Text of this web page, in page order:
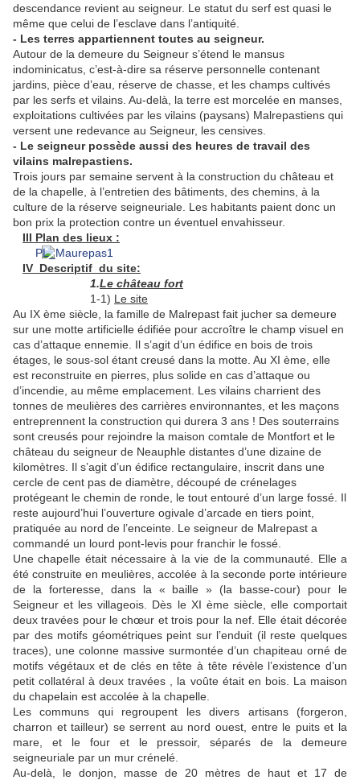
descendance revient au seigneur. Le statut du serf est quasi le
même que celui de l’esclave dans l’antiquité.
- Les terres appartiennent toutes au seigneur.
Autour de la demeure du Seigneur s’étend le mansus
indominicatus, c’est-à-dire sa réserve personnelle contenant
jardins, pièce d’eau, réserve de chasse, et les champs cultivés
par les serfs et vilains. Au-delà, la terre est morcelée en manses,
exploitations cultivées par les vilains (paysans) Malrepastiens qui
versent une redevance au Seigneur, les censives.
- Le seigneur possède aussi des heures de travail des
vilains malrepastiens.
Trois jours par semaine servent à la construction du château et
de la chapelle, à l’entretien des bâtiments, des chemins, à la
culture de la réserve seigneuriale. Les habitants paient donc un
bon prix la protection contre un éventuel envahisseur.
III Plan des lieux :
IV Descriptif du site:
1.Le château fort
1-1) Le site
Au IX ème siècle, la famille de Malrepast fait jucher sa demeure
sur une motte artificielle édifiée pour accroître le champ visuel en
cas d’attaque ennemie. Il s’agit d’un édifice en bois de trois
étages, le sous-sol étant creusé dans la motte. Au XI ème, elle
est reconstruite en pierres, plus solide en cas d’attaque ou
d’incendie, au même emplacement. Les vilains charrient des
tonnes de meulières des carrières environnantes, et les maçons
entreprennent la construction qui durera 3 ans ! Des souterrains
sont creusés pour rejoindre la maison comtale de Montfort et le
château du seigneur de Neauphle distantes d’une dizaine de
kilomètres. Il s’agit d’un édifice rectangulaire, inscrit dans une
cercle de cent pas de diamètre, découpé de crénelages
protégeant le chemin de ronde, le tout entouré d’un large fossé. Il
reste aujourd’hui l’ouverture ogivale d’arcade en tiers point,
pratiquée au nord de l’enceinte. Le seigneur de Malrepast a
commandé un lourd pont-levis pour franchir le fossé.
Une chapelle était nécessaire à la vie de la communauté. Elle a
été construite en meulières, accolée à la seconde porte intérieure
de la forteresse, dans la « baille » (la basse-cour) pour le
Seigneur et les villageois. Dès le XI ème siècle, elle comportait
deux travées pour le chœur et trois pour la nef. Elle était décorée
par des motifs géométriques peint sur l’enduit (il reste quelques
traces), une colonne massive surmontée d’un chapiteau orné de
motifs végétaux et de clés en tête à tête révèle l’existence d’un
petit collatéral à deux travées , la voûte était en bois. La maison
du chapelain est accolée à la chapelle.
Les communs qui regroupent les divers artisans (forgeron,
charron et tailleur) se serrent au nord ouest, entre le puits et la
mare, et le four et le pressoir, séparés de la demeure
seigneuriale par un mur crénelé.
Au-delà, le donjon, masse de 20 mètres de haut et 17 de